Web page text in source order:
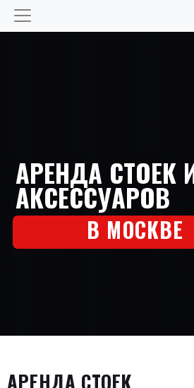
АРЕНДА СТОЕК И
АКСЕССУАРОВ
В МОСКВЕ
АРЕНДА СТОЕК